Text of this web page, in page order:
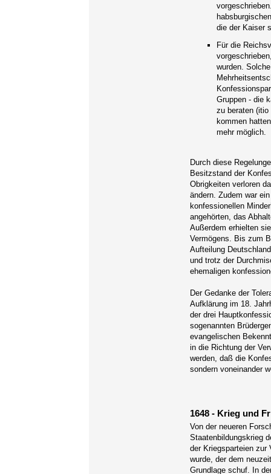
die der Kaiser
Für die
wurden.
Gruppen - die
zu beraten
kommen
mehr möglich.
Durch diese
Besitzstand der
Obrigkeiten verloren
ändern. Zudem war
konfessionellen
angehörten, das
Außerdem erhielten
Vermögens. Bis zum
Aufteilung
und trotz der
ehemaligen
Der Gedanke der
Aufklärung im 18.
der drei
sogenannten
evangelischen
in die Richtung der
werden, daß die
sondern voneinander
1648 - Krieg und
Von der neueren
Staatenbildungskrieg
der Kriegsparteien zur
wurde, der dem
Grundlage schuf. In